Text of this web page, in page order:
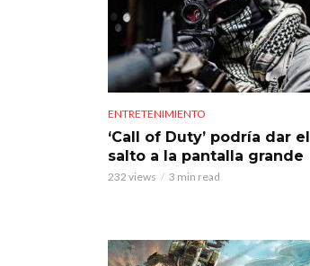
ENTRETENIMIENTO
‘Call of Duty’ podría dar el
salto a la pantalla grande
232 views 3 min read